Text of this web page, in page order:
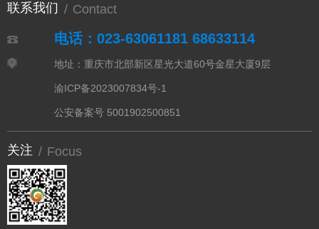
联系我们 / Contact
电话：023-63061181 68633114
地址：重庆市北部新区星光大道60号金星大厦9层
渝ICP备2023007834号-1
公安备案号 5001902500851
关注 / Focus